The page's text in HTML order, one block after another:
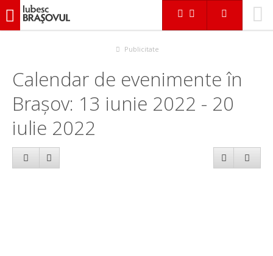
iubescbraşovul.ro
Publicitate
Calendar de evenimente în
Brașov: 13 iunie 2022 - 20
iulie 2022